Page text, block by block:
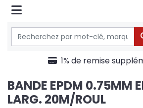
1% de remise
BANDE EPDM 0.75MM
LARG. 20M/ROUL